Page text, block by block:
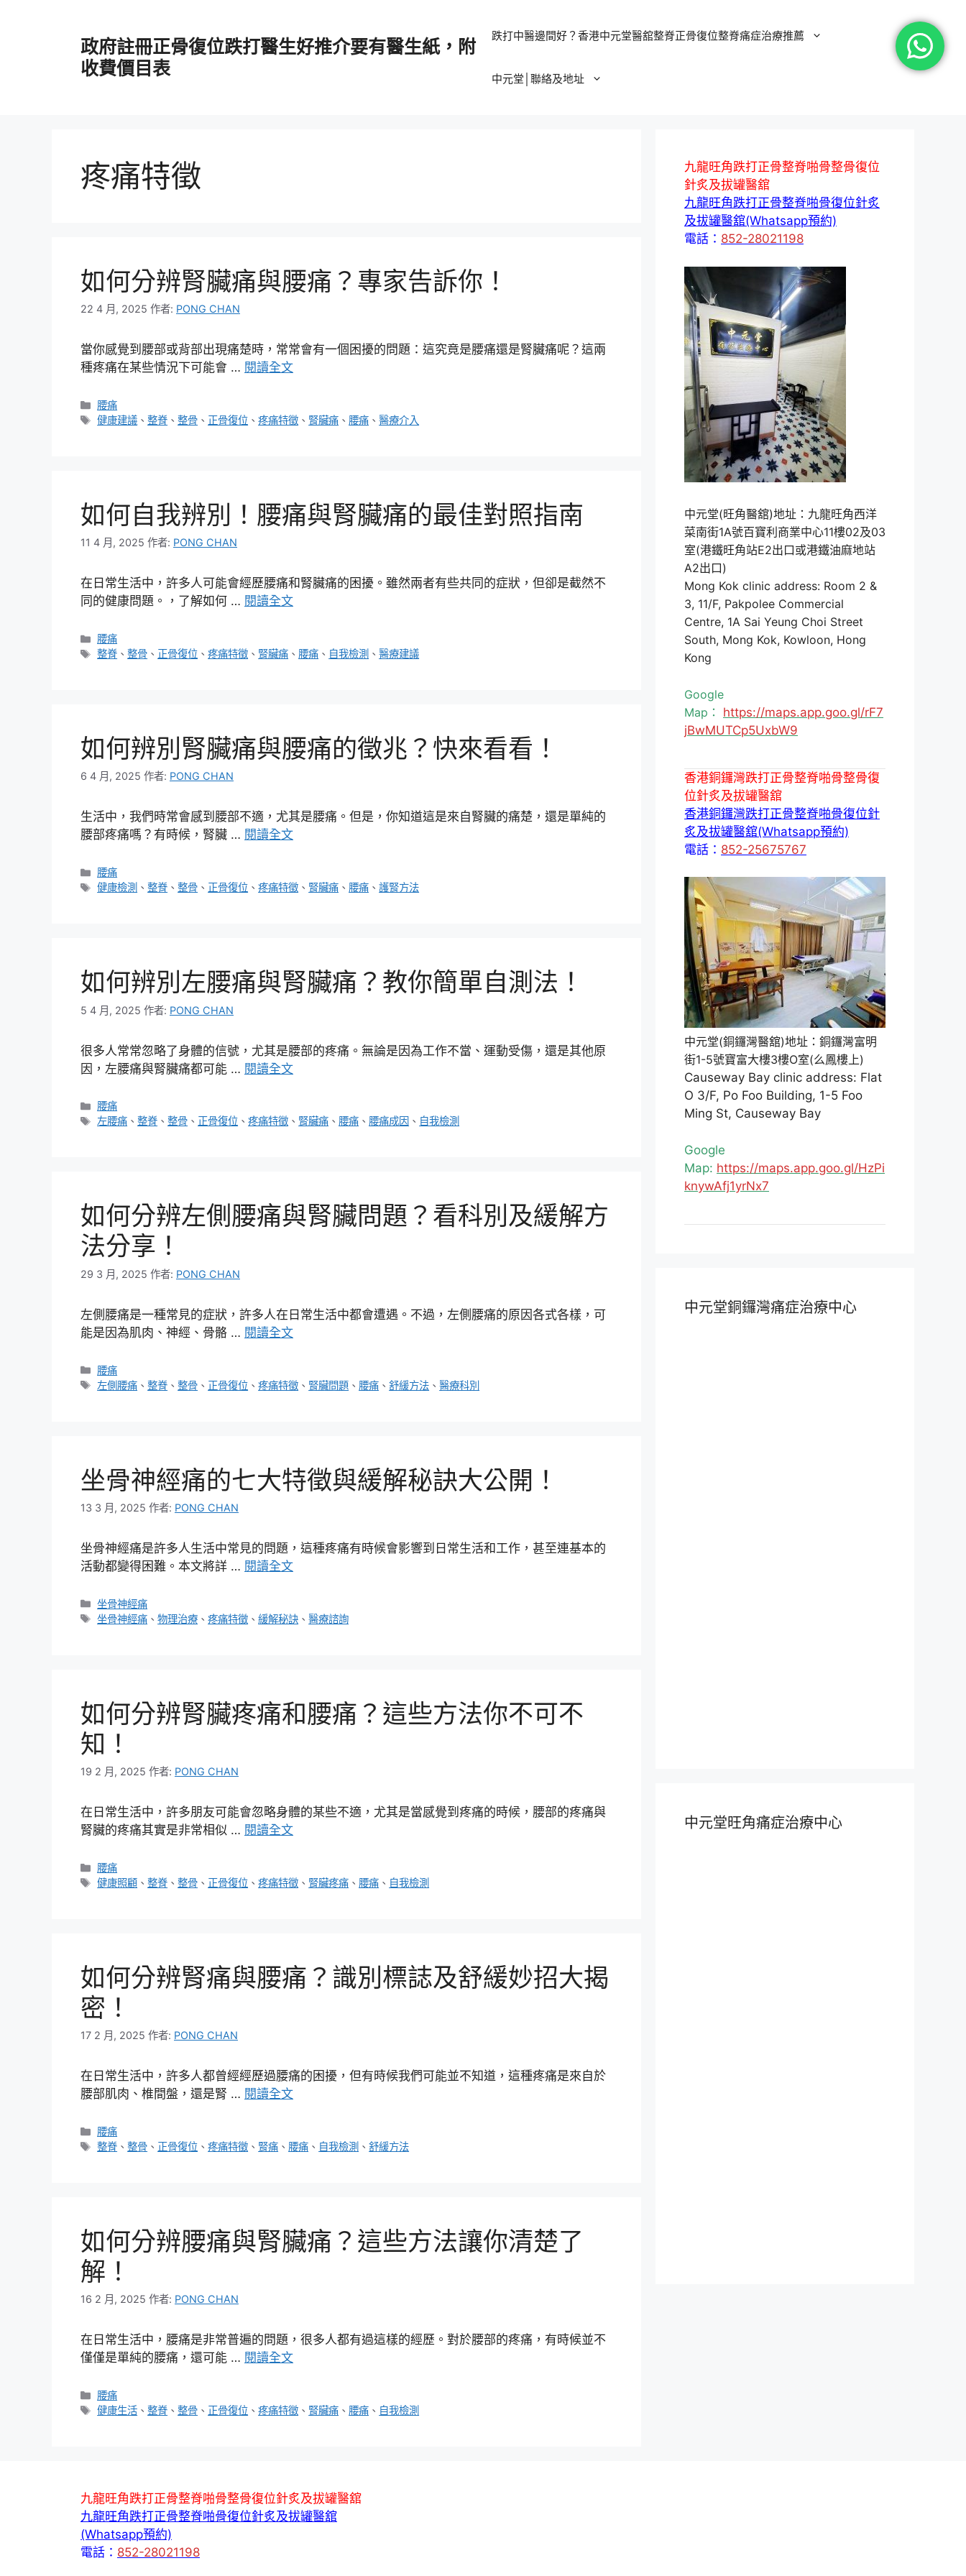
政府註冊正骨復位跌打醫生好推介要有醫生紙，附
收費價目表
跌打中醫邊間好？香港中元堂醫舘整脊正骨復位整脊痛症治療推薦
中元堂│聯絡及地址
疼痛特徵
如何分辨腎臟痛與腰痛？專家告訴你！
22 4 月, 2025 作者: PONG CHAN
當你感覺到腰部或背部出現痛楚時，常常會有一個困擾的問題：這究竟是腰痛還是腎臟痛呢？這兩
種疼痛在某些情況下可能會 … 閱讀全文
分
類
腰痛
標
健康建議 、整脊 、整骨 、 正骨復位 、疼痛特徵 、 腎臟痛 、 腰痛 、醫療介入
如何自我辨別！腰痛與腎臟痛的最佳對照指南
11 4 月, 2025 作者: PONG CHAN
在日常生活中，許多人可能會經歷腰痛和腎臟痛的困擾。雖然兩者有些共同的症狀，但卻是截然不
同的健康問題。，了解如何 … 閱讀全文
分
類
腰痛
標
整脊 、整骨 、 正骨復位 、疼痛特徵 、 腎臟痛 、 腰痛 、 自我檢測 、醫療建議
如何辨別腎臟痛與腰痛的徵兆？快來看看！
6 4 月, 2025 作者: PONG CHAN
生活中，我們時常會感到腰部不適，尤其是腰痛。但是，你知道這是來自腎臟的痛楚，還是單純的
腰部疼痛嗎？有時候，腎臟 … 閱讀全文
分
類
腰痛
標
健康檢測 、整脊 、整骨 、 正骨復位 、疼痛特徵 、 腎臟痛 、 腰痛 、護腎方法
如何辨別左腰痛與腎臟痛？教你簡單自測法！
5 4 月, 2025 作者: PONG CHAN
很多人常常忽略了身體的信號，尤其是腰部的疼痛。無論是因為工作不當、運動受傷，還是其他原
因，左腰痛與腎臟痛都可能 … 閱讀全文
分
類
腰痛
標
左腰痛 、整脊 、整骨 、 正骨復位 、疼痛特徵 、 腎臟痛 、腰痛 、腰痛成因 、 自我檢測
如何分辨左側腰痛與腎臟問題？看科別及緩解方
法分享！
29 3 月, 2025 作者: PONG CHAN
左側腰痛是一種常見的症狀，許多人在日常生活中都會遭遇。不過，左側腰痛的原因各式各樣，可
能是因為肌肉、神經、骨骼 … 閱讀全文
分
類
腰痛
標
左側腰痛 、整脊 、整骨 、 正骨復位 、疼痛特徵 、 腎臟問題 、 腰痛 、舒緩方法 、醫療科別
坐骨神經痛的七大特徵與緩解秘訣大公開！
13 3 月, 2025 作者: PONG CHAN
坐骨神經痛是許多人生活中常見的問題，這種疼痛有時候會影響到日常生活和工作，甚至連基本的
活動都變得困難。本文將詳 … 閱讀全文
分
類
坐骨神經痛
標
坐骨神經痛 、物理治療 、疼痛特徵 、緩解秘訣 、醫療諮詢
如何分辨腎臟疼痛和腰痛？這些方法你不可不
知！
19 2 月, 2025 作者: PONG CHAN
在日常生活中，許多朋友可能會忽略身體的某些不適，尤其是當感覺到疼痛的時候，腰部的疼痛與
腎臟的疼痛其實是非常相似 … 閱讀全文
分
類
腰痛
標
健康照顧 、整脊 、整骨 、 正骨復位 、疼痛特徵 、 腎臟疼痛 、 腰痛 、 自我檢測
如何分辨腎痛與腰痛？識別標誌及舒緩妙招大揭
密！
17 2 月, 2025 作者: PONG CHAN
在日常生活中，許多人都曾經經歷過腰痛的困擾，但有時候我們可能並不知道，這種疼痛是來自於
腰部肌肉、椎間盤，還是腎 … 閱讀全文
分
類
腰痛
標
整脊 、整骨 、 正骨復位 、疼痛特徵 、 腎痛 、 腰痛 、 自我檢測 、舒緩方法
如何分辨腰痛與腎臟痛？這些方法讓你清楚了
解！
16 2 月, 2025 作者: PONG CHAN
在日常生活中，腰痛是非常普遍的問題，很多人都有過這樣的經歷。對於腰部的疼痛，有時候並不
僅僅是單純的腰痛，還可能 … 閱讀全文
分
類
腰痛
標
健康生活 、整脊 、整骨 、 正骨復位 、疼痛特徵 、 腎臟痛 、 腰痛 、 自我檢測
九龍旺角跌打正骨整脊啪骨整骨復位
針炙及拔罐醫舘
九龍旺角跌打正骨整脊啪骨復位針炙
及拔罐醫舘(Whatsapp預約)
電話： 852-28021198
中元堂(旺角醫舘)地址：九龍旺角西洋
菜南街1A號百寶利商業中心11樓02及03
室(港鐵旺角站E2出口或港鐵油麻地站
A2出口)
Mong Kok clinic address: Room 2 &
3, 11/F, Pakpolee Commercial
Centre, 1A Sai Yeung Choi Street
South, Mong Kok, Kowloon, Hong
Kong
Google
Map： https://maps.app.goo.gl/rF7
jBwMUTCp5UxbW9
香港銅鑼灣跌打正骨整脊啪骨整骨復
位針炙及拔罐醫舘
香港銅鑼灣跌打正骨整脊啪骨復位針
炙及拔罐醫舘(Whatsapp預約)
電話： 852-25675767
中元堂(銅鑼灣醫舘)地址：銅鑼灣富明
街1-5號寶富大樓3樓O室(么鳳樓上)
Causeway Bay clinic address: Flat
O 3/F, Po Foo Building, 1-5 Foo
Ming St, Causeway Bay
Google
Map: https://maps.app.goo.gl/HzPi
knywAfj1yrNx7
中元堂銅鑼灣痛症治療中心
中元堂旺角痛症治療中心
九龍旺角跌打正骨整脊啪骨整骨復位針炙及拔罐醫舘
九龍旺角跌打正骨整脊啪骨復位針炙及拔罐醫舘
(Whatsapp預約)
電話： 852-28021198